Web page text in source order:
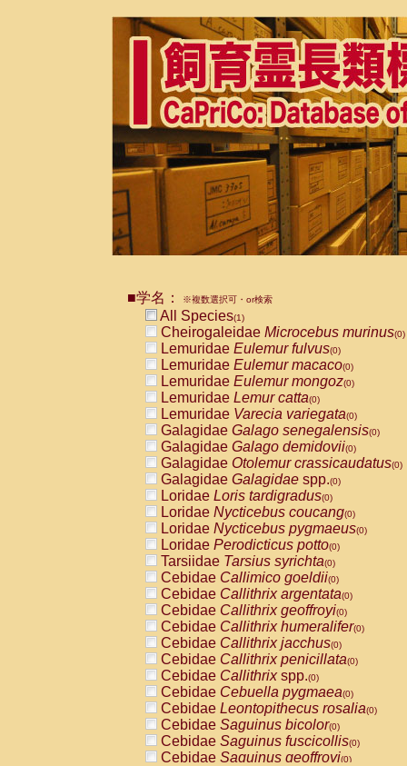
■学名： ※複数選択可・or検索
All Species(1)
Cheirogaleidae Microcebus murinus(0)
Lemuridae Eulemur fulvus(0)
Lemuridae Eulemur macaco(0)
Lemuridae Eulemur mongoz(0)
Lemuridae Lemur catta(0)
Lemuridae Varecia variegata(0)
Galagidae Galago senegalensis(0)
Galagidae Galago demidovii(0)
Galagidae Otolemur crassicaudatus(0)
Galagidae Galagidae spp.(0)
Loridae Loris tardigradus(0)
Loridae Nycticebus coucang(0)
Loridae Nycticebus pygmaeus(0)
Loridae Perodicticus potto(0)
Tarsiidae Tarsius syrichta(0)
Cebidae Callimico goeldii(0)
Cebidae Callithrix argentata(0)
Cebidae Callithrix geoffroyi(0)
Cebidae Callithrix humeralifer(0)
Cebidae Callithrix jacchus(0)
Cebidae Callithrix penicillata(0)
Cebidae Callithrixspp.(0)
Cebidae Cebuella pygmaea(0)
Cebidae Leontopithecus rosalia(0)
Cebidae Saguinus bicolor(0)
Cebidae Saguinus fuscicollis(0)
Cebidae Saguinus geoffroyi(0)